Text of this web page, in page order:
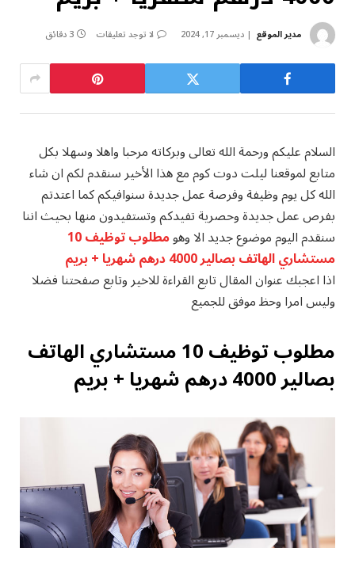
مدير الموقع ديسمبر 17, 2024 لا توجد تعليقات 3 دقائق
السلام عليكم ورحمة الله تعالى وبركاته مرحبا واهلا وسهلا بكل
متابع لموقعنا ليلت دوت كوم مع هذا الأخير سنقدم لكم ان شاء
الله كل يوم وظيفة وفرصة عمل جديدة سنوافيكم كما اعتدتم
بفرص عمل جديدة وحصرية تفيدكم وتستفيدون منها بحيث اننا
سنقدم اليوم موضوع جديد الا وهو مطلوب توظيف 10
مستشاري الهاتف بصالير 4000 درهم شهريا + بريم
اذااعجبك عنوان المقال تابع القراءة للاخير وتابع صفحتنا فضلا
وليس امرا وحظ موفق للجميع
مطلوب توظيف 10 مستشاري الهاتف
بصالير 4000 درهم شهريا + بريم